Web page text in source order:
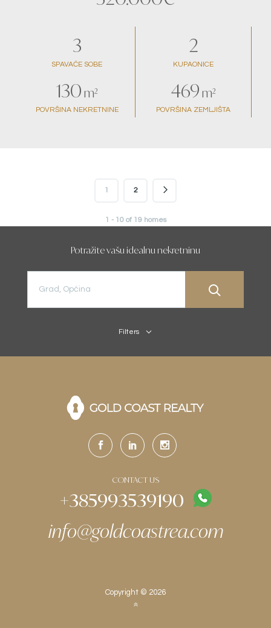
3
SPAVAĆE SOBE
2
KUPAONICE
130 m²
POVRŠINA NEKRETNINE
469 m²
POVRŠINA ZEMLJIŠTA
1 2
1 - 10 of 19 homes
Potražite vašu idealnu nekretninu
Filters
CONTACT US
+385993539190
info@goldcoastrea.com
Copyright © 2026